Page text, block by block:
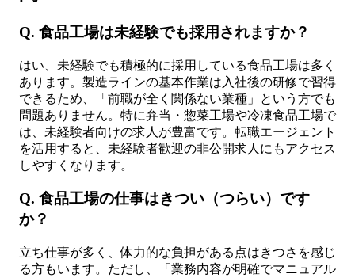
Q. 食品工場は未経験でも採用されますか？
はい、未経験でも積極的に採用している食品工場は多く
あります。製造ラインの基本作業は入社後の研修で習得
できるため、「前職が全く関係ない業種」という方でも
問題ありません。特に弁当・惣菜工場や冷凍食品工場で
は、未経験者向けの求人が豊富です。転職エージェント
を活用すると、未経験者歓迎の非公開求人にもアクセス
しやすくなります。
Q. 食品工場の仕事はきつい（つらい）です
か？
立ち仕事が多く、体力的な負担がある点はきつさを感じ
る方もいます。ただし、「業務内容が明確でマニュアル